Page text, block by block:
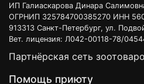
ИП Галиаскарова Динара
ОГРНИП 325784700385270 ИНН
913313 Санкт-Петербург, ул.
Вет. лицензия: Л042-00118-78/
Партнёрская сеть
Помощь приюту